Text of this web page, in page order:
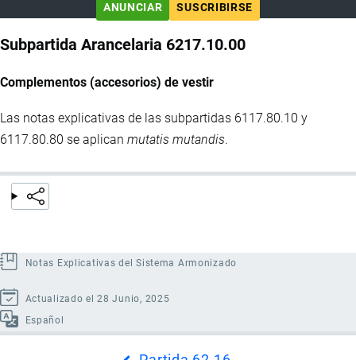
ANUNCIAR
SUSCRIBIRSE
Subpartida Arancelaria 6217.10.00
Complementos (accesorios) de vestir
Las notas explicativas de las subpartidas 6117.80.10 y
6117.80.80 se aplican mutatis mutandis.
Notas Explicativas del Sistema Armonizado
Actualizado el 28 Junio, 2025
Español